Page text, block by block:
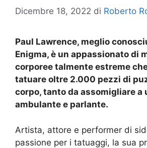
Dicembre 18, 2022 di Roberto
Paul Lawrence, meglio
Enigma, è un appassionato di
corporee talmente estreme
tatuare oltre 2.000 pezzi di
corpo, tanto da assomigliare a
ambulante e parlante.
Artista, attore e performer di
passione per i tatuaggi, la sua